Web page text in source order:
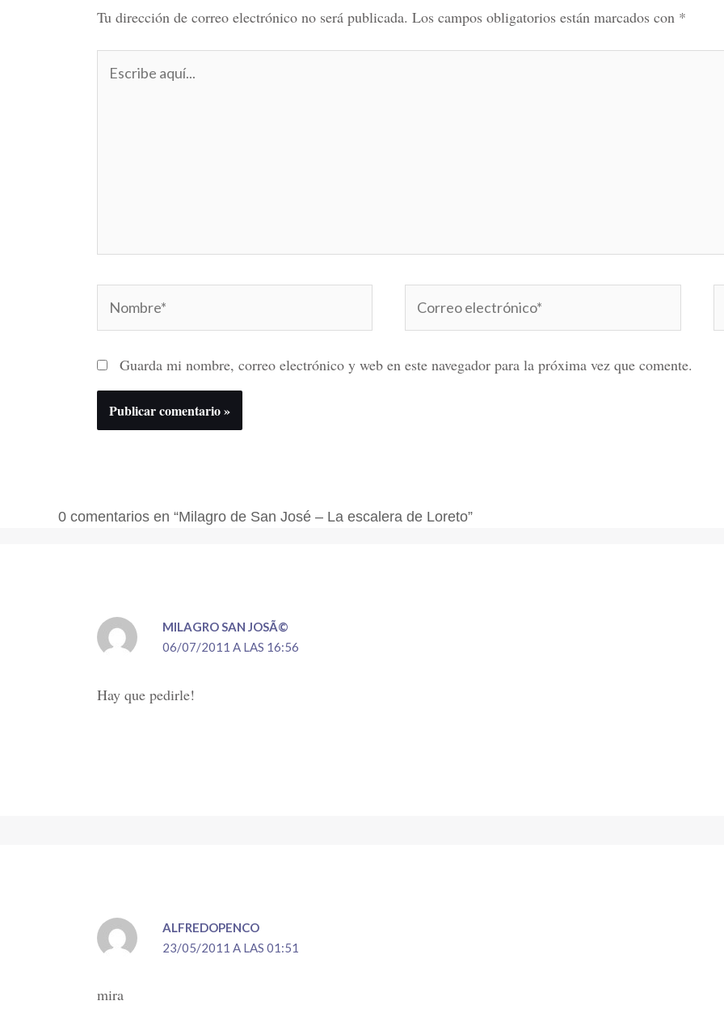
Tu dirección de correo electrónico no será publicada. Los campos obligatorios están marcados con *
aquí...
electrónico*
Guarda mi nombre, correo electrónico y web en este navegador para la próxima vez que comente.
0 comentarios en “Milagro de San José – La escalera de Loreto”
MILAGRO SAN JOSÃ©
06/07/2011 A LAS 16:56
Hay que pedirle!
ALFREDOPENCO
23/05/2011 A LAS 01:51
mira